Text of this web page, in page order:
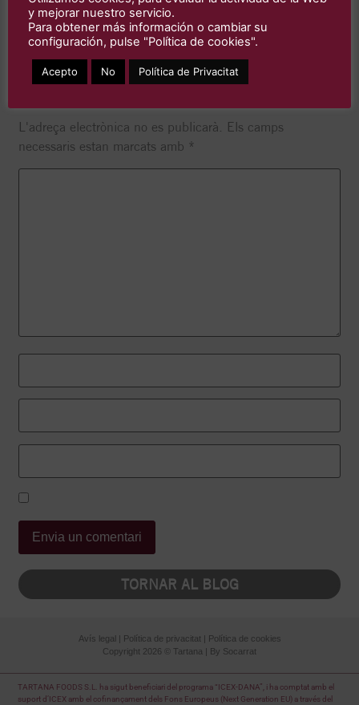
Sembrem #culturadearroz
DEIXA UN COMENTARI
L'adreça electrònica no es publicarà. Els camps
necessaris estan marcats amb *
TORNAR AL BLOG
Avís legal Política de privacitat
Política de cookies
Copyright 2026 © Tartana | By Socarrat
TARTANA FOODS S.L. ha sigut beneficiari del programa “ICEX-DANA”, i ha comptat amb el
suport d’ICEX amb el cofinançament dels Fons Europeus (Next Generation EU) a través del
y mejorar nuestro servicio.
Para obtener más información o cambiar su
configuración, pulse "Política de cookies".
Acepto No Política de Privacitat